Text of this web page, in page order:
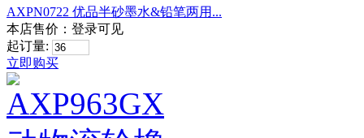
AXPN0722 优品半砂墨水&铅笔两用...
本店售价： 登录可见
起订量:
立即购买